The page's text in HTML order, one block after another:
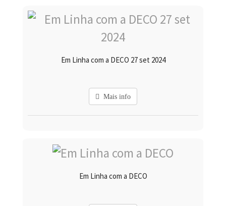
Em Linha com a DECO 27 set 2024
Mais info
Em Linha com a DECO